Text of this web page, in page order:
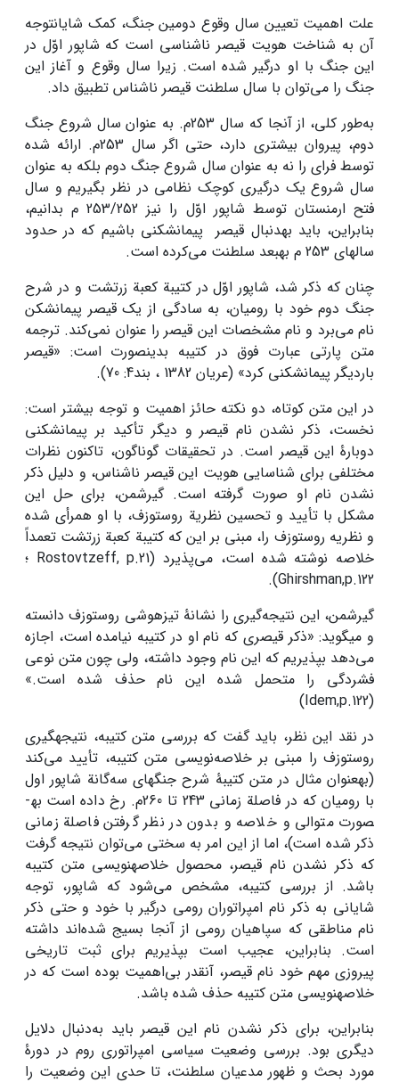
علت اهمیت تعیین سال وقوع دومین جنگ، کمک شایان­توجه
آن به شناخت هویت قیصر ناشناسی است که شاپور اوّل در
این جنگ با او درگیر شده است. زیرا سال وقوع و آغاز این
جنگ را می‌توان با سال سلطنت قیصر ناشناس تطبیق داد.
به‌طور کلی، از آنجا که سال 253م. به عنوان سال شروع جنگ
دوم، پیروان بیشتری دارد، حتی اگر سال 253م. ارائه شده
توسط فرای را نه به عنوان سال شروع جنگ دوم بلکه به عنوان
سال شروع یک درگیری کوچک نظامی در نظر بگیریم و سال
فتح ارمنستان توسط شاپور اوّل را نیز 253/252 م بدانیم،
بنابراین، باید به­دنبال قیصر پیمان­شکنی باشیم که در حدود
سال­های 253 م به­بعد سلطنت می‌کرده است.
چنان که ذکر شد، شاپور اوّل در کتیبة کعبة زرتشت و در شرح
جنگ دوم خود با رومیان، به سادگی از یک قیصر پیمان­شکن
نام می‌برد و نام مشخصات این قیصر را عنوان نمی‌کند. ترجمه
متن پارتی عبارت فوق در کتیبه بدین­صورت است: «قیصر
باردیگر پیمان­شکنی کرد» (عریان 1382 ، بند4: 70).
در این متن کوتاه، دو نکته حائز اهمیت و توجه بیشتر است:
نخست، ذکر نشدن نام قیصر و دیگر تأکید بر پیمان­شکنی
دوبارۀ این قیصر است. در تحقیقات گوناگون، تاکنون نظرات
مختلفی برای شناسایی هویت این قیصر ناشناس، و دلیل ذکر
نشدن نام او صورت گرفته است. گیرشمن، برای حل این
مشکل با تأیید و تحسین نظریة روستوزف، با او هم­رأی شده
و نظریه روستوزف را، مبنی بر این که کتیبة کعبة زرتشت تعمداً
خلاصه نوشته شده است، می‌پذیرد (Rostovtzeff, p.21 ؛
Ghirshman,p.122).
گیرشمن، این نتیجه‌گیری را نشانۀ تیزهوشی روستوزف دانسته
و می­گوید: «ذکر قیصری که نام او در کتیبه نیامده است، اجازه
می‌دهد بپذیریم که این نام وجود داشته، ولی چون متن نوعی
فشردگی را متحمل شده این نام حذف شده است.»
(Idem,p.122)
در نقد این نظر، باید گفت که بررسی متن کتیبه، نتیجه­گیری
روستوزف را مبنی بر خلاصه‌نویسی متن کتیبه، تأیید می‌کند
(به­عنوان مثال در متن کتیبۀ شرح جنگ­های سه‌گانة شاپور اول
با رومیان که در فاصلة زمانی 243 تا 260م. رخ داده است به­
صورت متوالی و خلاصه و بدون در نظر گرفتن فاصلة زمانی
ذکر شده است)، اما از این امر به سختی می‌توان نتیجه گرفت
که ذکر نشدن نام قیصر، محصول خلاصه­نویسی متن کتیبه
باشد. از بررسی کتیبه، مشخص می‌شود که شاپور، توجه
شایانی به ذکر نام امپراتوران رومی درگیر با خود و حتی ذکر
نام مناطقی که سپاهیان رومی از آنجا بسیج شده‌اند داشته
است. بنابراین، عجیب است بپذیریم برای ثبت تاریخی
پیروزی مهم خود نام قیصر، آنقدر بی‌اهمیت بوده است که در
خلاصه­نویسی متن کتیبه حذف شده باشد.
بنابراین، برای ذکر نشدن نام این قیصر باید به‌دنبال دلایل
دیگری بود. بررسی وضعیت سیاسی امپراتوری روم در دورۀ
مورد بحث و ظهور مدعیان سلطنت، تا حدی این وضعیت را